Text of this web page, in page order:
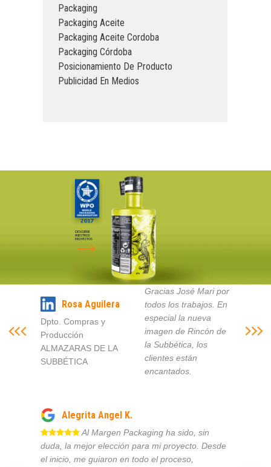
Packaging
Packaging Aceite
Packaging Aceite Cordoba
Packaging Córdoba
Posicionamiento De Producto
Publicidad En Medios
DESCUBRE
NUESTROS
PROYECTOS
Rosa Aguilera
Dpto. Compras y
Producción
ALMAZARAS DE LA
SUBBÉTICA
Gracias José Mari por
todos los trabajos. En
especial la nueva
imagen de Rincón de
la Subbética, los
clientes están
encantados.
Alegrita Angel K.
Al Margen Packaging ha sido, sin
duda, la mejor elección para mi proyecto. Desde
el inicio, me guiaron en todo el proceso,